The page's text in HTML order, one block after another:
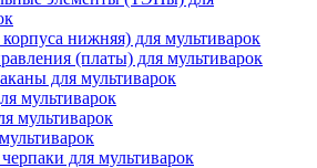
нижняя) для мультиварок
(платы) для мультиварок
для мультиварок
мультиварок
мультиварок
для мультиварок